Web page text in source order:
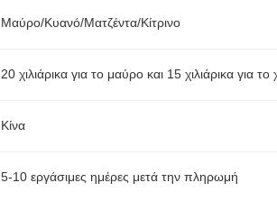
Μαύρο/Κυανό/Ματζέντα/Κίτρινο
20 χιλιάρικα για το μαύρο και 15 χιλιάρικα για
Κίνα
5-10 εργάσιμες ημέρες μετά την πληρωμή